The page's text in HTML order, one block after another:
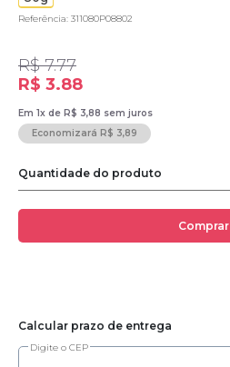
Referência: 311080P08802
R$ 7.77
R$ 3.88
Em 1x de R$ 3,88 sem juros
Economizará R$ 3,89
Quantidade do produto
Comprar
Calcular prazo de entrega
Digite o CEP